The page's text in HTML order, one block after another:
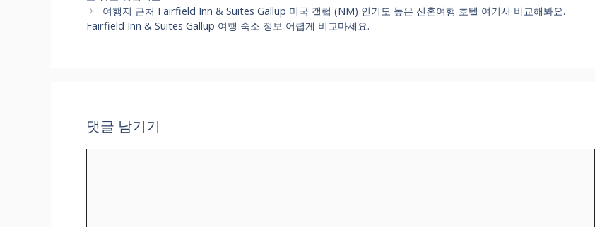
여행지 근처 Fairfield Inn & Suites Gallup 미국 갤럽 (NM) 인기도 높은 신혼여행 호텔 여기서 비교해봐요.
Fairfield Inn & Suites Gallup 여행 숙소 정보 어렵게 비교마세요.
댓글 남기기